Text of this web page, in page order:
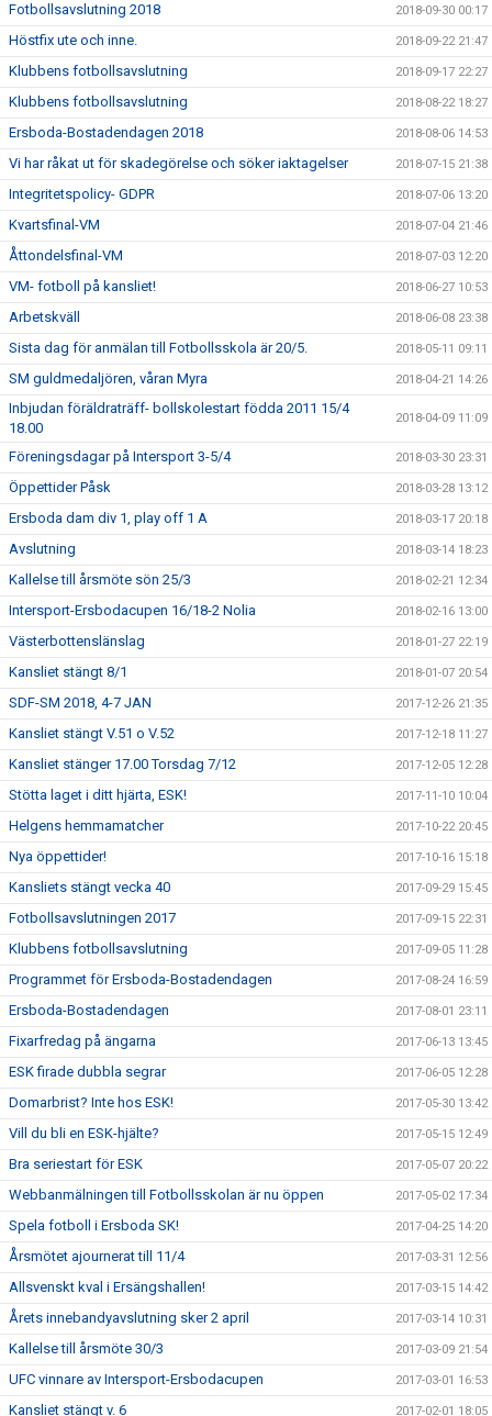
Fotbollsavslutning 2018 2018-09-30 00:17
Höstfix ute och inne. 2018-09-22 21:47
Klubbens fotbollsavslutning 2018-09-17 22:27
Klubbens fotbollsavslutning 2018-08-22 18:27
Ersboda-Bostadendagen 2018 2018-08-06 14:53
Vi har råkat ut för skadegörelse och söker iaktagelser 2018-07-15 21:38
Integritetspolicy- GDPR 2018-07-06 13:20
Kvartsfinal-VM 2018-07-04 21:46
Åttondelsfinal-VM 2018-07-03 12:20
VM- fotboll på kansliet! 2018-06-27 10:53
Arbetskväll 2018-06-08 23:38
Sista dag för anmälan till Fotbollsskola är 20/5. 2018-05-11 09:11
SM guldmedaljören, våran Myra 2018-04-21 14:26
Inbjudan föräldraträff- bollskolestart födda 2011 15/4
18.00
2018-04-09 11:09
Föreningsdagar på Intersport 3-5/4 2018-03-30 23:31
Öppettider Påsk 2018-03-28 13:12
Ersboda dam div 1, play off 1 A 2018-03-17 20:18
Avslutning 2018-03-14 18:23
Kallelse till årsmöte sön 25/3 2018-02-21 12:34
Intersport-Ersbodacupen 16/18-2 Nolia 2018-02-16 13:00
Västerbottenslänslag 2018-01-27 22:19
Kansliet stängt 8/1 2018-01-07 20:54
SDF-SM 2018, 4-7 JAN 2017-12-26 21:35
Kansliet stängt V.51 o V.52 2017-12-18 11:27
Kansliet stänger 17.00 Torsdag 7/12 2017-12-05 12:28
Stötta laget i ditt hjärta, ESK! 2017-11-10 10:04
Helgens hemmamatcher 2017-10-22 20:45
Nya öppettider! 2017-10-16 15:18
Kansliets stängt vecka 40 2017-09-29 15:45
Fotbollsavslutningen 2017 2017-09-15 22:31
Klubbens fotbollsavslutning 2017-09-05 11:28
Programmet för Ersboda-Bostadendagen 2017-08-24 16:59
Ersboda-Bostadendagen 2017-08-01 23:11
Fixarfredag på ängarna 2017-06-13 13:45
ESK firade dubbla segrar 2017-06-05 12:28
Domarbrist? Inte hos ESK! 2017-05-30 13:42
Vill du bli en ESK-hjälte? 2017-05-15 12:49
Bra seriestart för ESK 2017-05-07 20:22
Webbanmälningen till Fotbollsskolan är nu öppen 2017-05-02 17:34
Spela fotboll i Ersboda SK! 2017-04-25 14:20
Årsmötet ajournerat till 11/4 2017-03-31 12:56
Allsvenskt kval i Ersängshallen! 2017-03-15 14:42
Årets innebandyavslutning sker 2 april 2017-03-14 10:31
Kallelse till årsmöte 30/3 2017-03-09 21:54
UFC vinnare av Intersport-Ersbodacupen 2017-03-01 16:53
Kansliet stängt v. 6 2017-02-01 18:05